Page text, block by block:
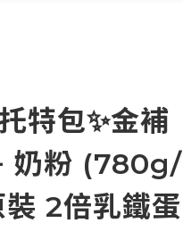
特包✨金補
奶粉 (780g/
2倍乳鐵蛋